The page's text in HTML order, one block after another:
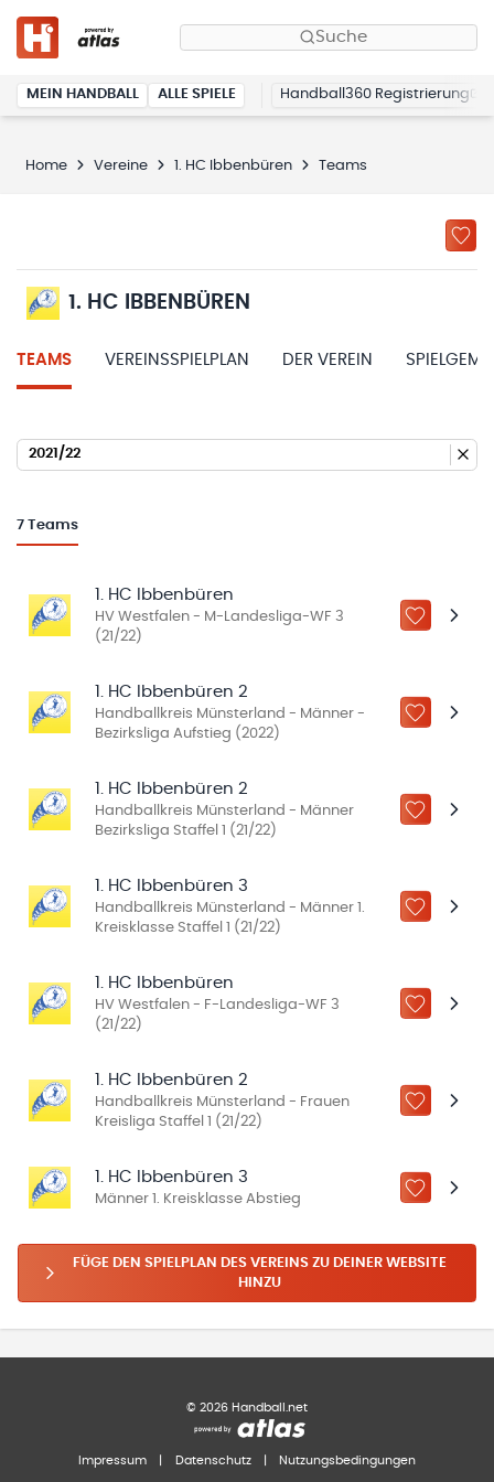
Suche
MEIN HANDBALL ALLE SPIELE Handball360 Registrierung
Home Vereine 1. HC Ibbenbüren Teams
1. HC IBBENBÜREN
TEAMS VEREINSSPIELPLAN DER VEREIN
2021/22
7 Teams
1. HC Ibbenbüren
HV Westfalen - M-Landesliga-WF 3
(21/22)
ZU „MEINE
1. HC Ibbenbüren 2
Handballkreis Münsterland - Männer -
Bezirksliga Aufstieg (2022)
ZU „MEINE
1. HC Ibbenbüren 2
Handballkreis Münsterland - Männer
Bezirksliga Staffel 1 (21/22)
ZU „MEINE
1. HC Ibbenbüren 3
Handballkreis Münsterland - Männer 1.
Kreisklasse Staffel 1 (21/22)
ZU „MEINE
1. HC Ibbenbüren
HV Westfalen - F-Landesliga-WF 3
(21/22)
ZU „MEINE
1. HC Ibbenbüren 2
Handballkreis Münsterland - Frauen
Kreisliga Staffel 1 (21/22)
ZU „MEINE
1. HC Ibbenbüren 3
Männer 1. Kreisklasse Abstieg ZU „MEINE
FÜGE DEN SPIELPLAN DES VEREINS ZU DEINER WEBSITE
HINZU
© 2026 Handball.net
Impressum Datenschutz Nutzungsbedingungen